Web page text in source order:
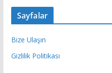
Sayfalar
Bize Ulaşın
Gizlilik Politikası